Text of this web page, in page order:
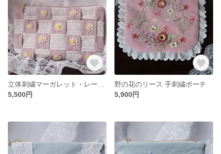
5,500円
野の花のリース 手刺繍ポーチ
5,900円